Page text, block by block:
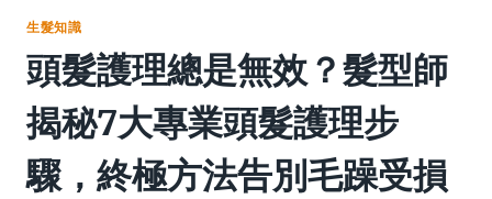
生髮知識
頭髮護理總是無效？髮型師
揭秘7大專業頭髮護理步
驟，終極方法告別毛躁受損